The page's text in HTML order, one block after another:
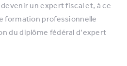
un expert fiscal et, à ce
formation professionnelle
du diplôme fédéral d’expert